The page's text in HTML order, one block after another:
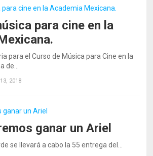
para cine en la
para el Curso de Música para Cine en la
de…
2018
ganar un Ariel
se llevará a cabo la 55 entrega del…